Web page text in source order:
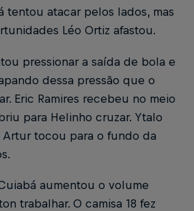
tentou atacar pelos lados, mas
Léo Ortiz afastou.
pressionar a saída de bola e
dessa pressão que o
Eric Ramires recebeu no meio
para Helinho cruzar. Ytalo
Artur tocou para o fundo da
aumentou o volume
trabalhar. O camisa 18 fez